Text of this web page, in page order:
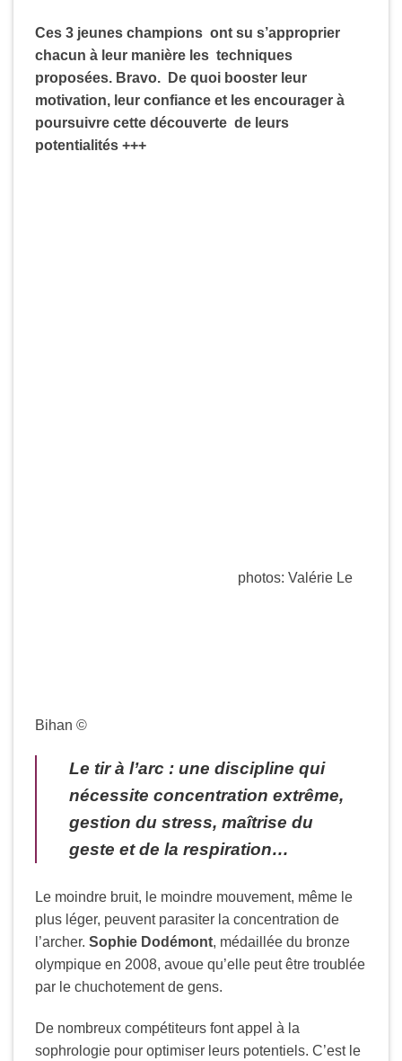
Ces 3 jeunes champions ont su s’approprier
chacun à leur manière les techniques
proposées. Bravo. De quoi booster leur
motivation, leur confiance et les encourager à
poursuivre cette découverte de leurs
potentialités +++
photos: Valérie Le
Bihan ©
Le tir à l’arc : une discipline qui
nécessite concentration extrême,
gestion du stress, maîtrise du
geste et de la respiration…
Le moindre bruit, le moindre mouvement, même le
plus léger, peuvent parasiter la concentration de
l’archer. Sophie Dodémont, médaillée du bronze
olympique en 2008, avoue qu’elle peut être troublée
par le chuchotement de gens.
De nombreux compétiteurs font appel à la
sophrologie pour optimiser leurs potentiels. C’est le